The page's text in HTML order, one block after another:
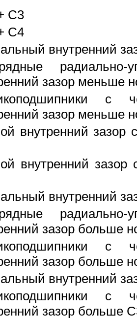
C3
C4
внутренний
радиально-
зазор меньше
с
зазор меньше
внутренний зазор
внутренний зазор
внутренний
радиально-
зазор больше
с
зазор больше
внутренний
с
зазор больше